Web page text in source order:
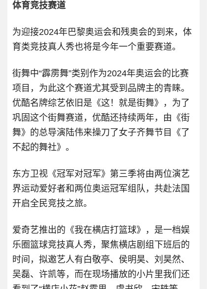
体育竞技赛道
为迎接2024年巴黎奥运会和残奥会的到来，体
育类竞技真人秀也将是今年一个重要赛道。
街舞中“霹雳舞”类别作为2024年奥运会的比赛
项目，为此这个赛道尤其受到品牌主的青睐。
优酷名牌综艺依旧是《这！就是街舞》，为了
巩固这个街舞赛道，优酷还持续两年，由《街
舞》的总导演陆伟来操刀了女子齐舞节目《了
不起的舞社》。
东方卫视《冠军对冠军》第三季将由两位演艺
界运动爱好者和两位奥运冠军组队，共赴法国
开启全民竞技之旅。
爱奇艺推出的《我在横店打篮球》，是一档娱
乐圈篮球竞技真人秀，聚焦横店剧组下班后的
时间，拟邀艺人有白敬亭、侯明昊、刘昊然、
吴磊、许凯等，而在现场播放的小片里我们还